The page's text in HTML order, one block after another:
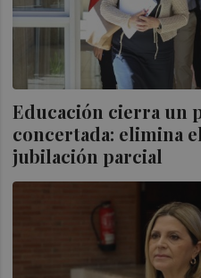
Educación cierra un
concertada: elimina
jubilación parcial